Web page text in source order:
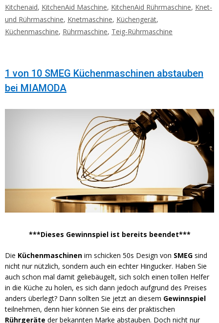
Kitchenaid, KitchenAid Maschine, KitchenAid Rührmaschine, Knet-
und Rührmaschine, Knetmaschine, Küchengerät,
Küchenmaschine, Rührmaschine, Teig-Rührmaschine
1 von 10 SMEG Küchenmaschinen abstauben
bei MIAMODA
***Dieses Gewinnspiel ist bereits beendet***
Die Küchenmaschinen im schicken 50s Design von SMEG sind
nicht nur nützlich, sondern auch ein echter Hingucker. Haben Sie
auch schon mal damit geliebäugelt, sich solch einen tollen Helfer
in die Küche zu holen, es sich dann jedoch aufgrund des Preises
anders überlegt? Dann sollten Sie jetzt an diesem Gewinnspiel
teilnehmen, denn hier können Sie eins der praktischen
Rührgeräte der bekannten Marke abstauben. Doch nicht nur